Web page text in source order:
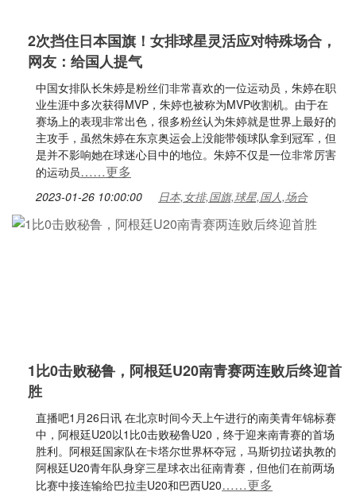
2次挡住日本国旗！女排球星灵活应对特殊场合，
网友：给国人提气
中国女排队长朱婷是粉丝们非常喜欢的一位运动员，朱婷在职
业生涯中多次获得MVP，朱婷也被称为MVP收割机。由于在
赛场上的表现非常出色，很多粉丝认为朱婷就是世界上最好的
主攻手，虽然朱婷在东京奥运会上没能带领球队拿到冠军，但
是并不影响她在球迷心目中的地位。朱婷不仅是一位非常厉害
的运动员……更多
2023-01-26 10:00:00 日本,女排,国旗,球星,国人,场合
1比0击败秘鲁，阿根廷U20南青赛两连败后终迎首
胜
直播吧1月26日讯 在北京时间今天上午进行的南美青年锦标赛
中，阿根廷U20以1比0击败秘鲁U20，终于迎来南青赛的首场
胜利。阿根廷国家队在卡塔尔世界杯夺冠，马斯切拉诺执教的
阿根廷U20青年队身穿三星球衣出征南青赛，但他们在前两场
比赛中接连输给巴拉圭U20和巴西U20……更多